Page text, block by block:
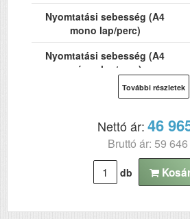
Nyomtatási sebesség (A4
mono lap/perc)
Nyomtatási sebesség (A4
színes lap/perc)
Hálózat
Wi-Fi
USB
Kétoldalas, duplex
nyomtatás
ADF (automatikus
További részletek
Nettó ár:46
Bruttó ár: 59
db